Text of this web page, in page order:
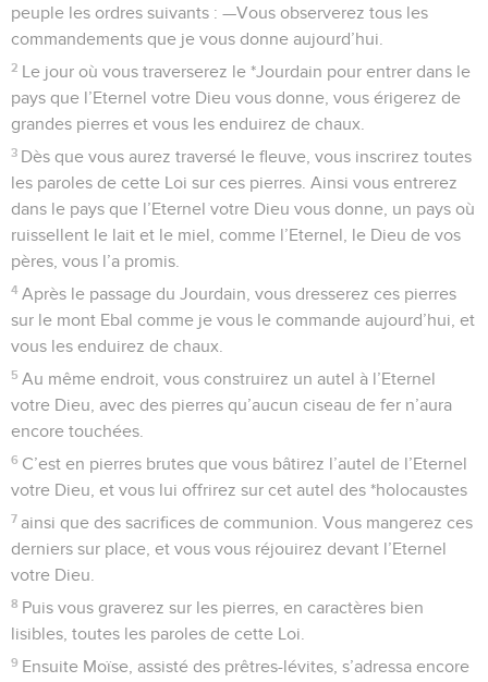
peuple les ordres suivants : —Vous observerez tous les
commandements que je vous donne aujourd’hui.
2 Le jour où vous traverserez le *Jourdain pour entrer dans le
pays que l’Eternel votre Dieu vous donne, vous érigerez de
grandes pierres et vous les enduirez de chaux.
3 Dès que vous aurez traversé le fleuve, vous inscrirez toutes
les paroles de cette Loi sur ces pierres. Ainsi vous entrerez
dans le pays que l’Eternel votre Dieu vous donne, un pays où
ruissellent le lait et le miel, comme l’Eternel, le Dieu de vos
pères, vous l’a promis.
4 Après le passage du Jourdain, vous dresserez ces pierres
sur le mont Ebal comme je vous le commande aujourd’hui, et
vous les enduirez de chaux.
5 Au même endroit, vous construirez un autel à l’Eternel
votre Dieu, avec des pierres qu’aucun ciseau de fer n’aura
encore touchées.
6 C’est en pierres brutes que vous bâtirez l’autel de l’Eternel
votre Dieu, et vous lui offrirez sur cet autel des *holocaustes
7 ainsi que des sacrifices de communion. Vous mangerez ces
derniers sur place, et vous vous réjouirez devant l’Eternel
votre Dieu.
8 Puis vous graverez sur les pierres, en caractères bien
lisibles, toutes les paroles de cette Loi.
9 Ensuite Moïse, assisté des prêtres-lévites, s’adressa encore